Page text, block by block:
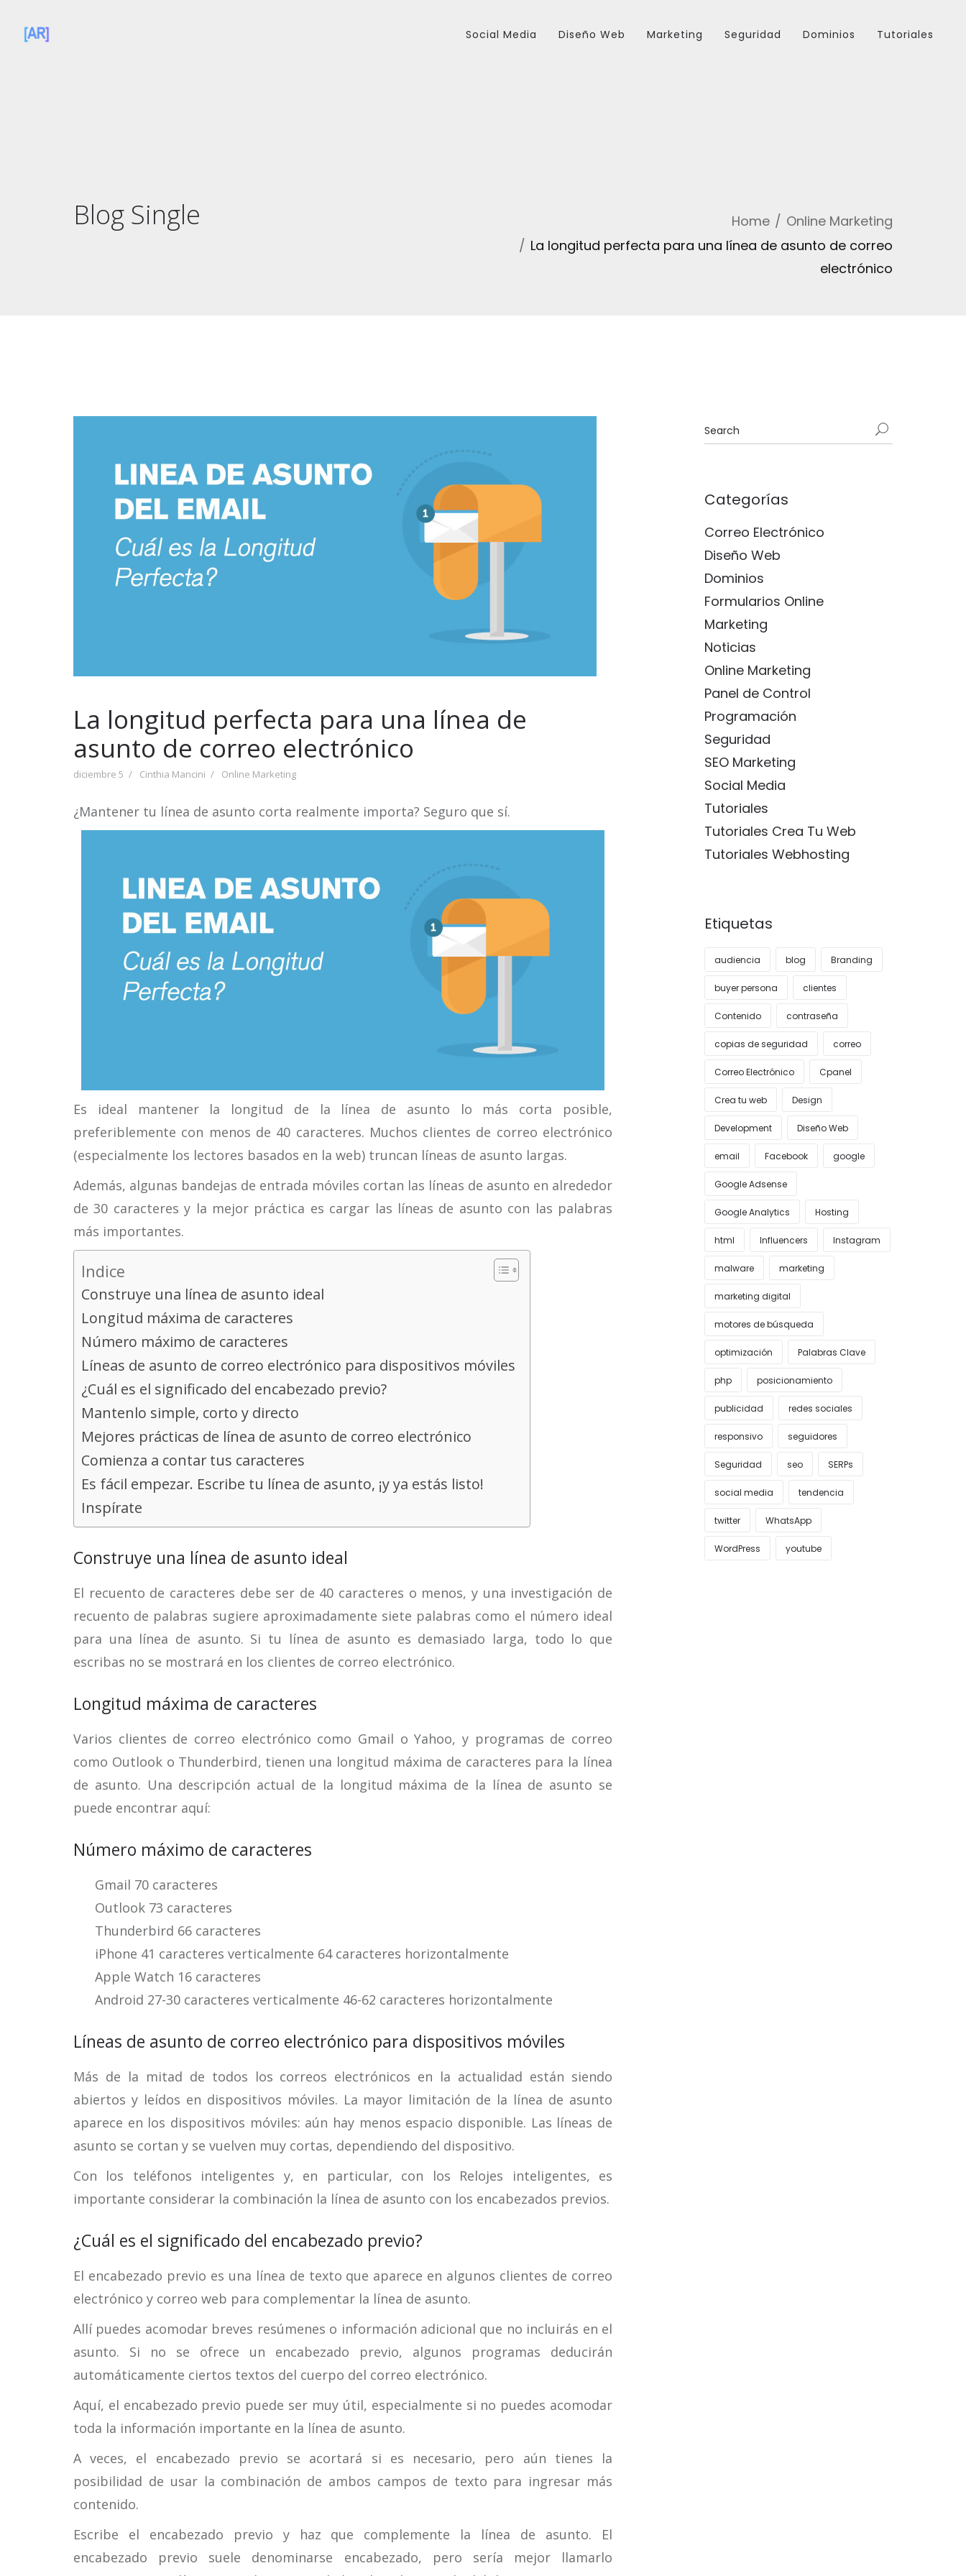
Social Media Diseño Web Marketing Seguridad Dominios Tutoriales
Blog Single Home
Online Marketing
La longitud perfecta para una línea de asunto de correo
electrónico
La longitud perfecta para una línea de
asunto de correo electrónico
diciembre 5 Cinthia Mancini Online Marketing
¿Mantener tu línea de asunto corta realmente importa? Seguro que sí.
Es ideal mantener la longitud de la línea de asunto lo más corta posible,
preferiblemente con menos de 40 caracteres. Muchos clientes de correo electrónico
(especialmente los lectores basados en la web) truncan líneas de asunto largas.
Además, algunas bandejas de entrada móviles cortan las líneas de asunto en alrededor
de 30 caracteres y la mejor práctica es cargar las líneas de asunto con las palabras
más importantes.
Indice
Construye una línea de asunto ideal
Longitud máxima de caracteres
Número máximo de caracteres
Líneas de asunto de correo electrónico para dispositivos móviles
¿Cuál es el significado del encabezado previo?
Mantenlo simple, corto y directo
Mejores prácticas de línea de asunto de correo electrónico
Comienza a contar tus caracteres
Es fácil empezar. Escribe tu línea de asunto, ¡y ya estás listo!
Inspírate
Construye una línea de asunto ideal
El recuento de caracteres debe ser de 40 caracteres o menos, y una investigación de
recuento de palabras sugiere aproximadamente siete palabras como el número ideal
para una línea de asunto. Si tu línea de asunto es demasiado larga, todo lo que
escribas no se mostrará en los clientes de correo electrónico.
Longitud máxima de caracteres
Varios clientes de correo electrónico como Gmail o Yahoo, y programas de correo
como Outlook o Thunderbird, tienen una longitud máxima de caracteres para la línea
de asunto. Una descripción actual de la longitud máxima de la línea de asunto se
puede encontrar aquí:
Número máximo de caracteres
Gmail 70 caracteres
Outlook 73 caracteres
Thunderbird 66 caracteres
iPhone 41 caracteres verticalmente 64 caracteres horizontalmente
Apple Watch 16 caracteres
Android 27-30 caracteres verticalmente 46-62 caracteres horizontalmente
Líneas de asunto de correo electrónico para dispositivos móviles
Más de la mitad de todos los correos electrónicos en la actualidad están siendo
abiertos y leídos en dispositivos móviles. La mayor limitación de la línea de asunto
aparece en los dispositivos móviles: aún hay menos espacio disponible. Las líneas de
asunto se cortan y se vuelven muy cortas, dependiendo del dispositivo.
Con los teléfonos inteligentes y, en particular, con los Relojes inteligentes, es
importante considerar la combinación la línea de asunto con los encabezados previos.
¿Cuál es el significado del encabezado previo?
El encabezado previo es una línea de texto que aparece en algunos clientes de correo
electrónico y correo web para complementar la línea de asunto.
Allí puedes acomodar breves resúmenes o información adicional que no incluirás en el
asunto. Si no se ofrece un encabezado previo, algunos programas deducirán
automáticamente ciertos textos del cuerpo del correo electrónico.
Aquí, el encabezado previo puede ser muy útil, especialmente si no puedes acomodar
toda la información importante en la línea de asunto.
A veces, el encabezado previo se acortará si es necesario, pero aún tienes la
posibilidad de usar la combinación de ambos campos de texto para ingresar más
contenido.
Escribe el encabezado previo y haz que complemente la línea de asunto. El
encabezado previo suele denominarse encabezado, pero sería mejor llamarlo
Categorías
Correo Electrónico
Diseño Web
Dominios
Formularios Online
Marketing
Noticias
Online Marketing
Panel de Control
Programación
Seguridad
SEO Marketing
Social Media
Tutoriales
Tutoriales Crea Tu Web
Tutoriales Webhosting
Etiquetas
audiencia blog Branding
buyer persona clientes
Contenido contraseña
copias de seguridad correo
Correo Electrónico Cpanel
Crea tu web Design
Development Diseño Web
email Facebook google
Google Adsense
Google Analytics Hosting
html Influencers Instagram
malware marketing
marketing digital
motores de búsqueda
optimización Palabras Clave
php posicionamiento
publicidad redes sociales
responsivo seguidores
Seguridad seo SERPs
social media tendencia
twitter WhatsApp
WordPress youtube